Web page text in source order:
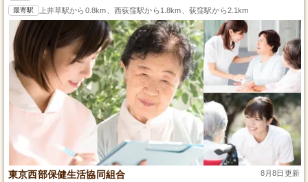
最寄駅 上井草駅から0.8km、西荻窪駅から1.8km、荻窪駅から2.1km
東京西部保健生活協同組合 8月8日更新